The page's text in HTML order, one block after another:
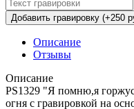
Добавить гравировку (+250
Описание
Отзывы
Описание
PS1329 "Я помню,я
огня с гравировкой на